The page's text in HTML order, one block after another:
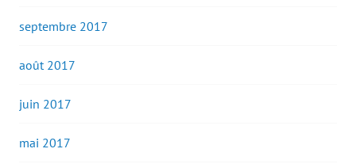
septembre 2017
août 2017
juin 2017
mai 2017